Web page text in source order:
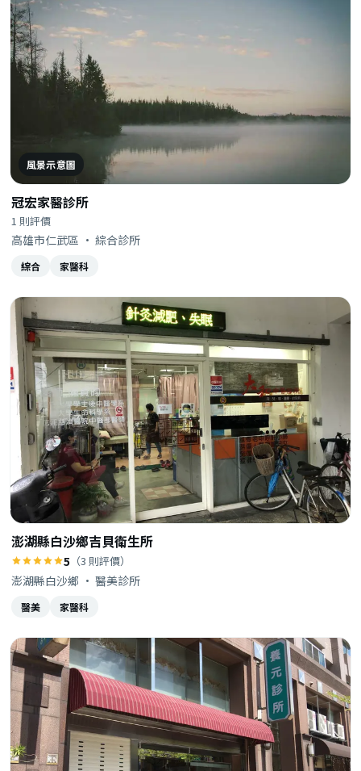
風景示意圖
冠宏家醫診所
1 則評價
高雄市仁武區 · 綜合診所
綜合 家醫科
澎湖縣白沙鄉吉貝衛生所
5 （3 則評價）
澎湖縣白沙鄉 · 醫美診所
醫美 家醫科